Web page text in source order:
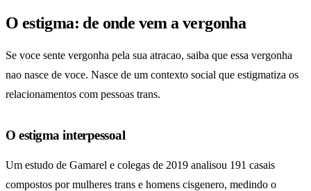
O estigma: de onde vem a vergonha
Se voce sente vergonha pela sua atracao, saiba que essa vergonha
nao nasce de voce. Nasce de um contexto social que estigmatiza os
relacionamentos com pessoas trans.
O estigma interpessoal
Um estudo de Gamarel e colegas de 2019 analisou 191 casais
compostos por mulheres trans e homens cisgenero, medindo o